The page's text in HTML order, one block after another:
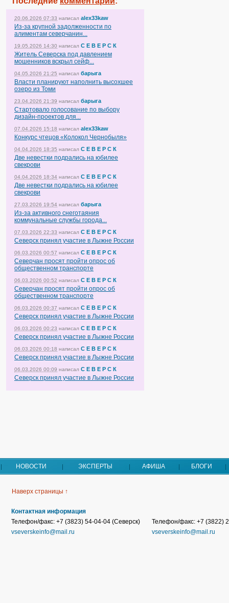
20.06.2026 07:33 написал alex33kaw
Из-за крупной задолженности по
алиментам северчанин...
19.05.2026 14:30 написал С Е В Е Р С К
Житель Северска под давлением
мошенников вскрыл сейф...
04.05.2026 21:25 написал барыга
Власти планируют наполнить высохшее
озеро из Томи
23.04.2026 21:39 написал барыга
Стартовало голосование по выбору
дизайн-проектов для...
07.04.2026 15:18 написал alex33kaw
Конкурс чтецов «Колокол Чернобыля»
04.04.2026 18:35 написал С Е В Е Р С К
Две невестки подрались на юбилее
свекрови
04.04.2026 18:34 написал С Е В Е Р С К
Две невестки подрались на юбилее
свекрови
27.03.2026 19:54 написал барыга
Из-за активного снеготаяния
коммунальные службы города...
07.03.2026 22:33 написал С Е В Е Р С К
Северск принял участие в Лыжне России
06.03.2026 00:57 написал С Е В Е Р С К
Северчан просят пройти опрос об
общественном транспорте
06.03.2026 00:52 написал С Е В Е Р С К
Северчан просят пройти опрос об
общественном транспорте
06.03.2026 00:37 написал С Е В Е Р С К
Северск принял участие в Лыжне России
06.03.2026 00:23 написал С Е В Е Р С К
Северск принял участие в Лыжне России
06.03.2026 00:18 написал С Е В Е Р С К
Северск принял участие в Лыжне России
06.03.2026 00:09 написал С Е В Е Р С К
Северск принял участие в Лыжне России
НОВОСТИ ЭКСПЕРТЫ АФИША БЛОГИ
Наверх страницы ↑
Контактная информация
Телефон/факс: +7 (3823) 54-04-04 (Северск)
vseverskeinfo@mail.ru
Телефон/факс: +7 (3822)
vseverskeinfo@mail.ru